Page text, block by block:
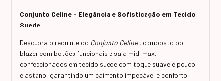
Conjunto Celine – Elegância e Sofisticação em Tecido
Suede
Descubra o requinte do Conjunto Celine, composto por
blazer com botões funcionais e saia midi max,
confeccionados em tecido suede com toque suave e pouco
elastano, garantindo um caimento impecável e conforto